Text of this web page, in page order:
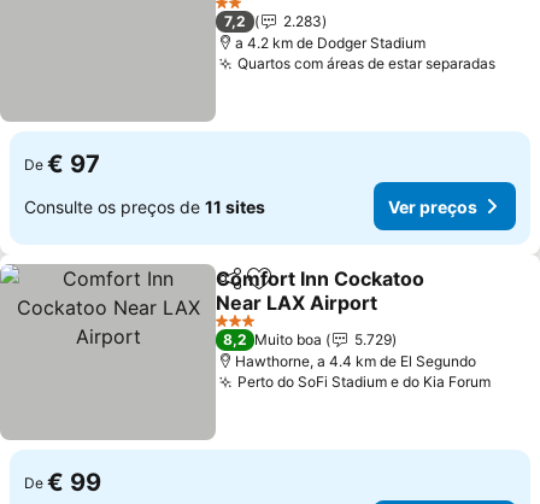
2 Estrelas
7,2
2.283
a 4.2 km de Dodger Stadium
Quartos com áreas de estar separadas
De € 97
Consulte os preços de 11 sites Ver preços
PartilharAdicionar aos favoritos
Comfort Inn Cockatoo
Near LAX Airport
3 Estrelas
8,2 Muito boa
5.729
Hawthorne, a 4.4 km de El Segundo
Perto do SoFi Stadium e do Kia Forum
De € 99